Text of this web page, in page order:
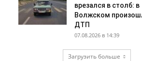
врезался в столб: в
Волжском
ДТП
07.08.2026 в 14:39
Загрузить больше